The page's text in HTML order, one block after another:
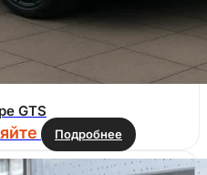
GTS
Подробнее